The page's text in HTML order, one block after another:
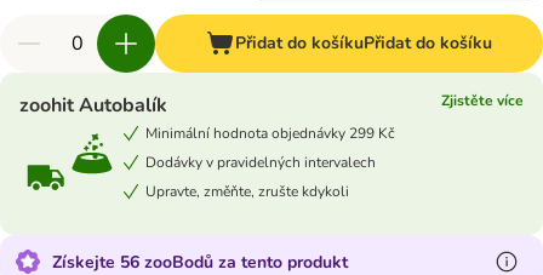
Přidat do košíkuPřidat do košíku
zoohit Autobalík
Zjistěte více
Minimální hodnota objednávky 299 Kč
Dodávky v pravidelných intervalech
Upravte, změňte, zrušte kdykoli
Získejte 56 zooBodů za tento produkt